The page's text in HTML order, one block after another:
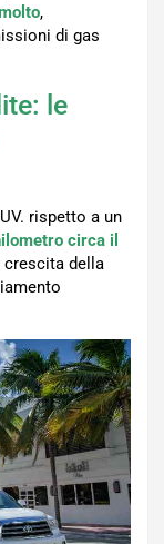
,
di gas
le
rispetto a un
circa il
crescita della